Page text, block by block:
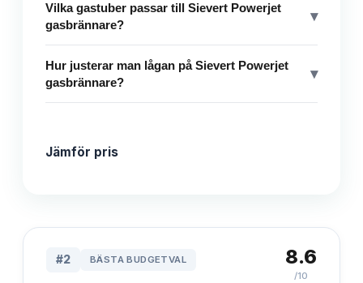
Vilka gastuber passar till Sievert Powerjet
gasbrännare?
▾
Hur justerar man lågan på Sievert Powerjet
gasbrännare?
▾
Jämför pris
#2 BÄSTA BUDGETVAL 8.6
/10